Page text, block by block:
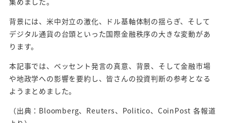
背景には、米中対立の激化、ドル基軸体制の揺らぎ、そして
デジタル通貨の台頭といった国際金融秩序の大きな変動があ
ります。
本記事では、ベッセント発言の真意、背景、そして金融市場
や地政学への影響を要約し、皆さんの投資判断の参考となる
ようまとめました。
（出典：Bloomberg、Reuters、Politico、CoinPost 各報道